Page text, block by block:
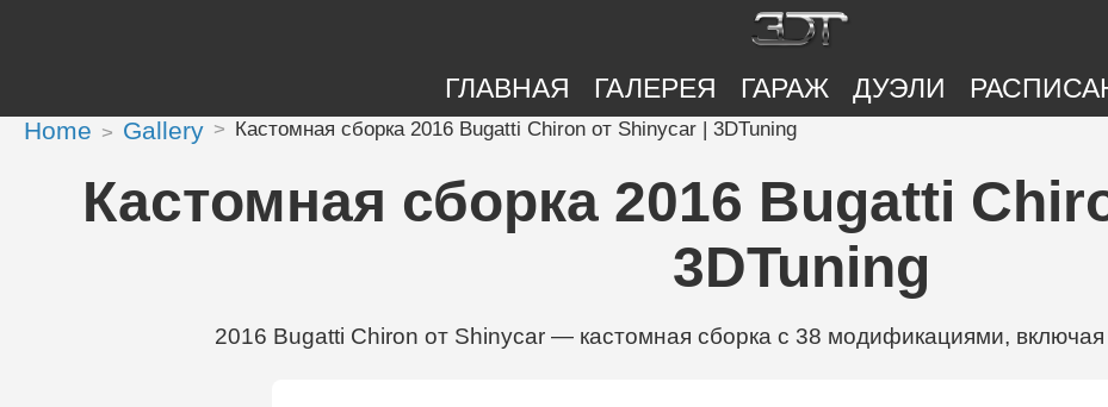
ГЛАВНАЯ ГАЛЕРЕЯ ГАРАЖ ДУЭЛИ
Home Gallery Кастомная сборка 2016 Bugatti Chiron от Shinycar | 3DTuning
Кастомная сборка 2016 Bugatti
3DTuning
2016 Bugatti Chiron от Shinycar — кастомная сборка с 38 модификациями,